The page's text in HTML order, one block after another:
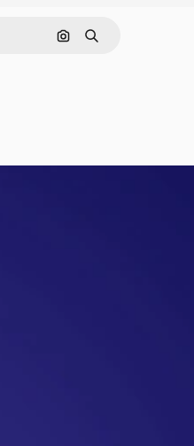
Поиск по изображению
Поиск